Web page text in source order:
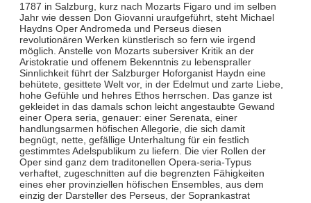
1787 in Salzburg, kurz nach Mozarts Figaro und im selben
Jahr wie dessen Don Giovanni uraufgeführt, steht Michael
Haydns Oper Andromeda und Perseus diesen
revolutionären Werken künstlerisch so fern wie irgend
möglich. Anstelle von Mozarts subersiver Kritik an der
Aristokratie und offenem Bekenntnis zu lebenspraller
Sinnlichkeit führt der Salzburger Hoforganist Haydn eine
behütete, gesittete Welt vor, in der Edelmut und zarte Liebe,
hohe Gefühle und hehres Ethos herrschen. Das ganze ist
gekleidet in das damals schon leicht angestaubte Gewand
einer Opera seria, genauer: einer Serenata, einer
handlungsarmen höfischen Allegorie, die sich damit
begnügt, nette, gefällige Unterhaltung für ein festlich
gestimmtes Adelspublikum zu liefern. Die vier Rollen der
Oper sind ganz dem traditonellen Opera-seria-Typus
verhaftet, zugeschnitten auf die begrenzten Fähigkeiten
eines eher provinziellen höfischen Ensembles, aus dem
einzig der Darsteller des Perseus, der Soprankastrat